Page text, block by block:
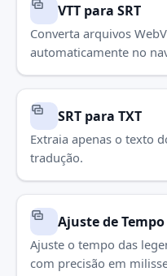
VTT para SRT
Converta arquivos
automaticamente no
SRT para TXT
Extraia apenas o texto
tradução.
Ajuste de
Ajuste o tempo das
com precisão em